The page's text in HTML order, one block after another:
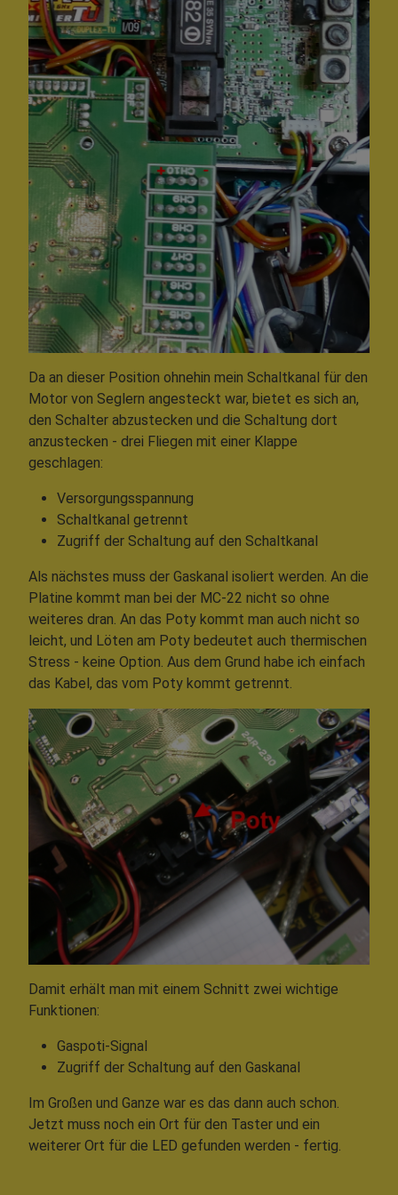
Da an dieser Position ohnehin mein Schaltkanal für den
Motor von Seglern angesteckt war, bietet es sich an,
den Schalter abzustecken und die Schaltung dort
anzustecken - drei Fliegen mit einer Klappe
geschlagen:
Versorgungsspannung
Schaltkanal getrennt
Zugriff der Schaltung auf den Schaltkanal
Als nächstes muss der Gaskanal isoliert werden. An die
Platine kommt man bei der MC-22 nicht so ohne
weiteres dran. An das Poty kommt man auch nicht so
leicht, und Löten am Poty bedeutet auch thermischen
Stress - keine Option. Aus dem Grund habe ich einfach
das Kabel, das vom Poty kommt getrennt.
Damit erhält man mit einem Schnitt zwei wichtige
Funktionen:
Gaspoti-Signal
Zugriff der Schaltung auf den Gaskanal
Im Großen und Ganze war es das dann auch schon.
Jetzt muss noch ein Ort für den Taster und ein
weiterer Ort für die LED gefunden werden - fertig.